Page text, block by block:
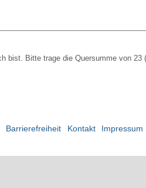
bist. Bitte trage die Quersumme von 23
Barrierefreiheit Kontakt Impressum